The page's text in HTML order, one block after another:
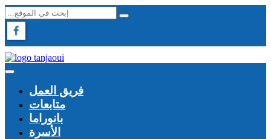
فريق العمل
متابعات
بانوراما
الأسرة